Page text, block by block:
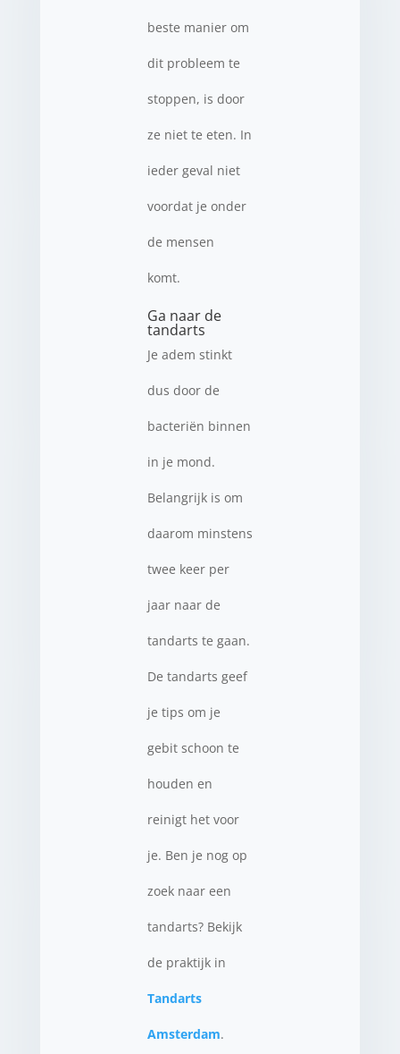
beste manier om
dit probleem te
stoppen, is door
ze niet te eten. In
ieder geval niet
voordat je onder
de mensen
komt.
Ga naar de
tandarts
Je adem stinkt
dus door de
bacteriën binnen
in je mond.
Belangrijk is om
daarom minstens
twee keer per
jaar naar de
tandarts te gaan.
De tandarts geef
je tips om je
gebit schoon te
houden en
reinigt het voor
je. Ben je nog op
zoek naar een
tandarts? Bekijk
de praktijk in
Tandarts
Amsterdam.